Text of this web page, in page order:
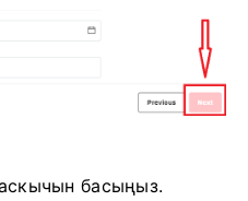
басыңыз.